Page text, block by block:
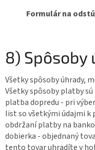
Formulár na
8) Spôsoby
Všetky spôsoby úhrady,
Všetky spôsoby platby
platba dopredu - pri
list so všetkými údajmi k
obdržaní platby na
dobierka - objednaný
tento tovar uhradíte v